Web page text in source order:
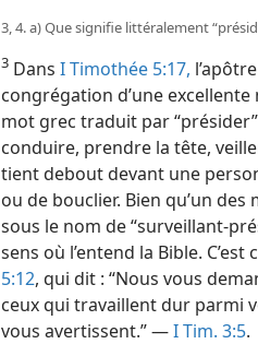
3, 4. a) Que signifie littéralement
3 Dans I Timothée 5:17,
congrégation d’une excellente
mot grec traduit par
conduire, prendre la tête,
tient debout devant une
ou de bouclier. Bien qu’un
sous le nom de “surveillant-
sens où l’entend la Bible.
5:12, qui dit : “Nous vous
ceux qui travaillent dur parmi
vous avertissent.” —I Tim. 3:5.